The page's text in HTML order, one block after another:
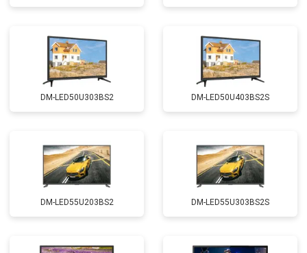
DM-LED50U303BS2 DM-LED50U403BS2S
DM-LED55U203BS2 DM-LED55U303BS2S